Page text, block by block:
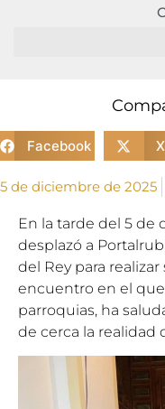
Facebook X
5 de diciembre de 2025
En la tarde del 5 de
desplazó a
del Rey para realizar
encuentro en el que
parroquias, ha
de cerca la realidad